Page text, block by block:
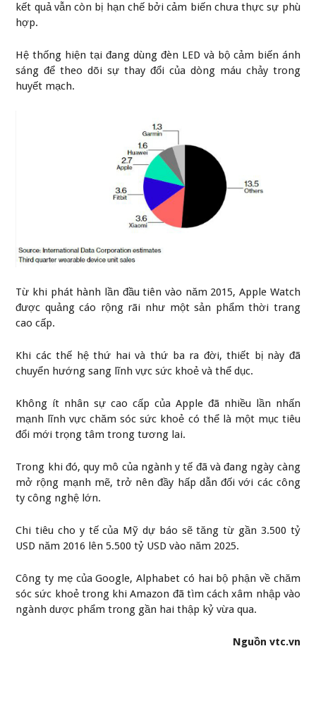
kết quả vẫn còn bị hạn chế bởi cảm biến chưa thực sự phù
hợp.
Hệ thống hiện tại đang dùng đèn LED và bộ cảm biến ánh
sáng để theo dõi sự thay đổi của dòng máu chảy trong
huyết mạch.
Từ khi phát hành lần đầu tiên vào năm 2015, Apple Watch
được quảng cáo rộng rãi như một sản phẩm thời trang
cao cấp.
Khi các thế hệ thứ hai và thứ ba ra đời, thiết bị này đã
chuyển hướng sang lĩnh vực sức khoẻ và thể dục.
Không ít nhân sự cao cấp của Apple đã nhiều lần nhấn
mạnh lĩnh vực chăm sóc sức khoẻ có thể là một mục tiêu
đổi mới trọng tâm trong tương lai.
Trong khi đó, quy mô của ngành y tế đã và đang ngày càng
mở rộng mạnh mẽ, trở nên đầy hấp dẫn đối với các công
ty công nghệ lớn.
Chi tiêu cho y tế của Mỹ dự báo sẽ tăng từ gần 3.500 tỷ
USD năm 2016 lên 5.500 tỷ USD vào năm 2025.
Công ty mẹ của Google, Alphabet có hai bộ phận về chăm
sóc sức khoẻ trong khi Amazon đã tìm cách xâm nhập vào
ngành dược phẩm trong gần hai thập kỷ vừa qua.
Nguồn vtc.vn